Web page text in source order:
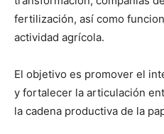
fertilización, así como
actividad agrícola.
El objetivo es promover el
y fortalecer la articulación
la cadena productiva de la